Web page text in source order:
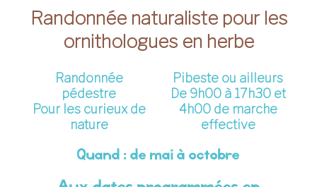
Randonnée naturaliste pour les
ornithologues en herbe
Randonnée
pédestre
Pour les curieux de
nature
Pibeste ou ailleurs
De 9h00 à 17h30 et
4h00 de marche
effective
Quand : de mai à octobre